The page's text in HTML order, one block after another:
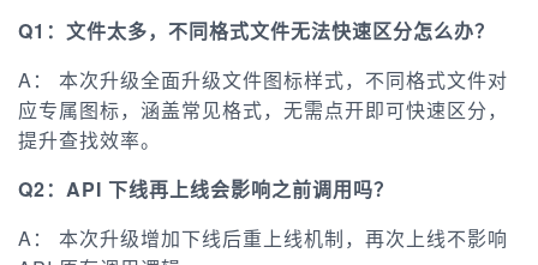
Q1：文件太多，不同格式文件无法快速区分怎么办？
A： 本次升级全面升级文件图标样式，不同格式文件对
应专属图标，涵盖常见格式，无需点开即可快速区分，
提升查找效率。
Q2：API 下线再上线会影响之前调用吗？
A： 本次升级增加下线后重上线机制，再次上线不影响